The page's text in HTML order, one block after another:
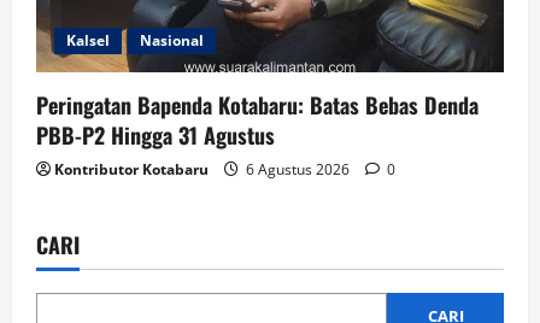
Kalsel Nasional
Peringatan Bapenda Kotabaru: Batas Bebas Denda
PBB-P2 Hingga 31 Agustus
Kontributor Kotabaru 6 Agustus 2026 0
CARI
CARI